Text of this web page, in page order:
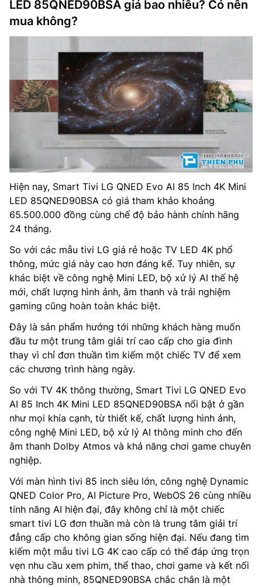
LED 85QNED90BSA giá bao nhiêu? Có nên
mua không?
Hiện nay, Smart Tivi LG QNED Evo AI 85 Inch 4K Mini
LED 85QNED90BSA có giá tham khảo khoảng
65.500.000 đồng cùng chế độ bảo hành chính hãng
24 tháng.
So với các mẫu tivi LG giá rẻ hoặc TV LED 4K phổ
thông, mức giá này cao hơn đáng kể. Tuy nhiên, sự
khác biệt về công nghệ Mini LED, bộ xử lý AI thế hệ
mới, chất lượng hình ảnh, âm thanh và trải nghiệm
gaming cũng hoàn toàn khác biệt.
Đây là sản phẩm hướng tới những khách hàng muốn
đầu tư một trung tâm giải trí cao cấp cho gia đình
thay vì chỉ đơn thuần tìm kiếm một chiếc TV để xem
các chương trình hàng ngày.
So với TV 4K thông thường, Smart Tivi LG QNED Evo
AI 85 Inch 4K Mini LED 85QNED90BSA nổi bật ở gần
như mọi khía cạnh, từ thiết kế, chất lượng hình ảnh,
công nghệ Mini LED, bộ xử lý AI thông minh cho đến
âm thanh Dolby Atmos và khả năng chơi game chuyên
nghiệp.
Với màn hình tivi 85 inch siêu lớn, công nghệ Dynamic
QNED Color Pro, AI Picture Pro, WebOS 26 cùng nhiều
tính năng AI hiện đại, đây không chỉ là một chiếc
smart tivi LG đơn thuần mà còn là trung tâm giải trí
đẳng cấp cho không gian sống hiện đại. Nếu đang tìm
kiếm một mẫu tivi LG 4K cao cấp có thể đáp ứng trọn
vẹn nhu cầu xem phim, thể thao, chơi game và kết nối
nhà thông minh, 85QNED90BSA chắc chắn là một